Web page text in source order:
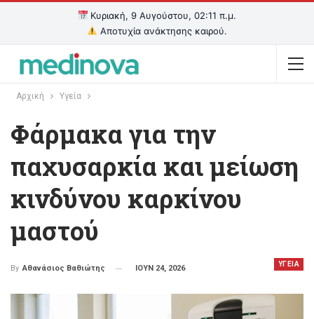
Κυριακή, 9 Αυγούστου, 02:11 π.μ.
Αποτυχία ανάκτησης καιρού.
Αρχική Υγεία
Φάρμακα για την
παχυσαρκία και μείωση
κινδύνου καρκίνου
μαστού
ΥΓΕΙΑ
By Αθανάσιος Βαθιώτης ΙΟΥΝ 24, 2026